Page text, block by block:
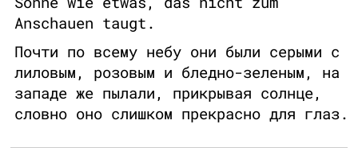
Anschauen taugt.
Почти по всему небу они были серыми с
лиловым, розовым и бледно-зеленым, на
западе же пылали, прикрывая солнце,
словно оно слишком прекрасно для глаз.